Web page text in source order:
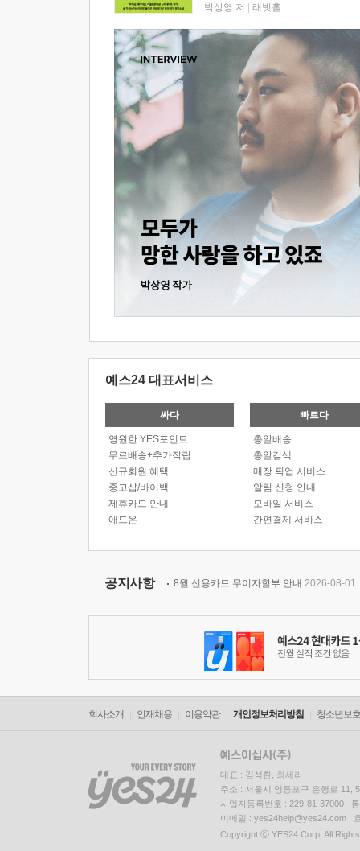
박상영 저 래빗홀
예스24 대표서비스
싸다
영원한 YES포인트
무료배송+추가적립
신규회원 혜택
중고샵/바이백
제휴카드 안내
애드온
빠르다
총알배송
총알검색
매장 픽업 서비스
알림 신청 안내
모바일 서비스
간편결제 서비스
공지사항 8월 신용카드 무이자할부 안내 2026-08-01
회사소개 인재채용 이용약관 개인정보처리방침 청소년보
대표 : 김석환, 최세라
주소 : 서울시 영등포구 은행로 11,
사업자등록번호 : 229-81-37000
이메일 : yes24help@yes24.com
Copyright ⓒ YES24 Corp. All